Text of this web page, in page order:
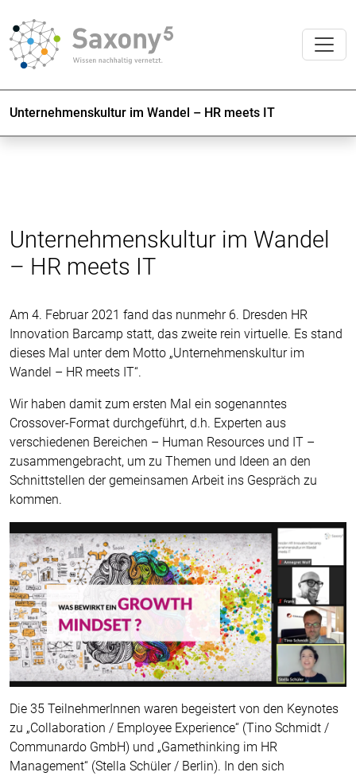
Unternehmenskultur im Wandel – HR meets IT
Unternehmenskultur im Wandel
– HR meets IT
Am 4. Februar 2021 fand das nunmehr 6. Dresden HR
Innovation Barcamp statt, das zweite rein virtuelle. Es stand
dieses Mal unter dem Motto „Unternehmenskultur im
Wandel – HR meets IT“.
Wir haben damit zum ersten Mal ein sogenanntes
Crossover-Format durchgeführt, d.h. Experten aus
verschiedenen Bereichen – Human Resources und IT –
zusammengebracht, um zu Themen und Ideen an den
Schnittstellen der gemeinsamen Arbeit ins Gespräch zu
kommen.
Die 35 TeilnehmerInnen waren begeistert von den Keynotes
zu „Collaboration / Employee Experience“ (Tino Schmidt /
Communardo GmbH) und „Gamethinking im HR
Management“ (Stella Schüler / Berlin). In den sich